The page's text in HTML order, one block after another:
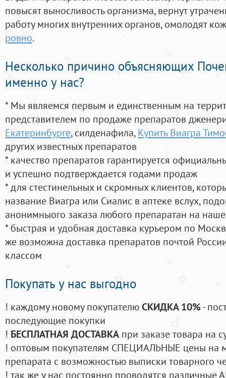
повысят выносливость организма, вернут
работу многих внутренних органов, омолодят
ровно.
Несколько причино объясняющих
именно у нас?
* Мы являемся первым и единственным на
представителем по продаже препаратов
Екатеринбурге, силденафила, Купить Виагра
других известных препаратов
* качество препаратов гарантируется
и успешно подтверждается годами продаж
* для стестинельных и скромных клиентов,
название Виагра или Сиалис в аптеке вслух,
анонимныого заказа любого препаратан на
* быстрая и удобная доставка курьером по
же возможна доставка препаратов почтой
классом
Покупать у нас выгодно
! каждому новому покупателюСКИДКА 10%-
последующие покупки
! БЕСПЛАТНАЯ ДОСТАВКА при заказе товара на
! оптовым покупателям СПЕЦИАЛЬНЫЕ цены на
препарата с возможностью выписки товарного
! так же у нас постоянно проводятся